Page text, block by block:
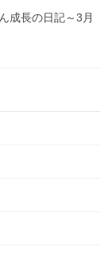
成長の日記～3月